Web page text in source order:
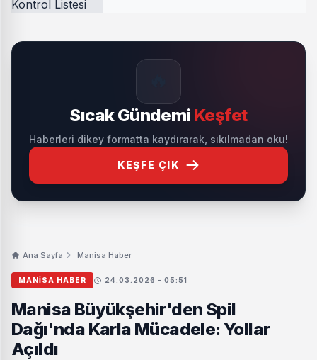
Sıcak Gündemi Keşfet
Haberleri dikey formatta kaydırarak, sıkılmadan oku!
KEŞFE ÇIK
Ana Sayfa Manisa Haber
MANISA HABER 24.03.2026 - 05:51
Manisa Büyükşehir'den Spil
Dağı'nda Karla Mücadele: Yollar
Açıldı